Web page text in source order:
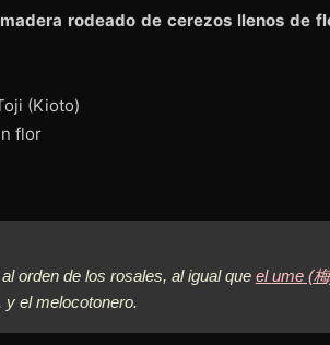
rodeado de cerezos llenos de
orden de los rosales, al igual que elume(
y el melocotonero.